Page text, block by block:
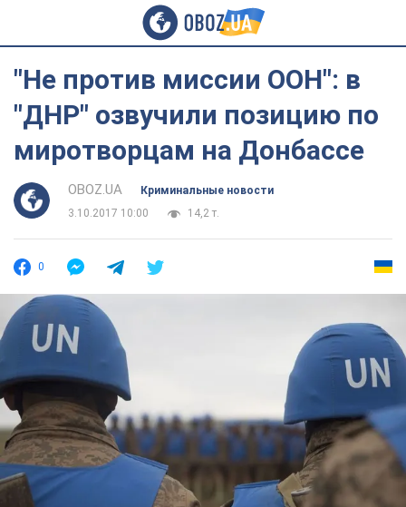
"Не против миссии ООН": в
"ДНР" озвучили позицию по
миротворцам на Донбассе
OBOZ.UA
Криминальные новости
3.10.2017 10:00
14,2 т.
0